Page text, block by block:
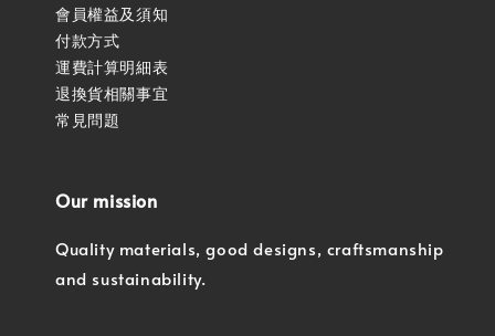
會員權益及須知
付款方式
運費計算明細表
退換貨相關事宜
常見問題
Our mission
Quality materials, good designs, craftsmanship
and sustainability.